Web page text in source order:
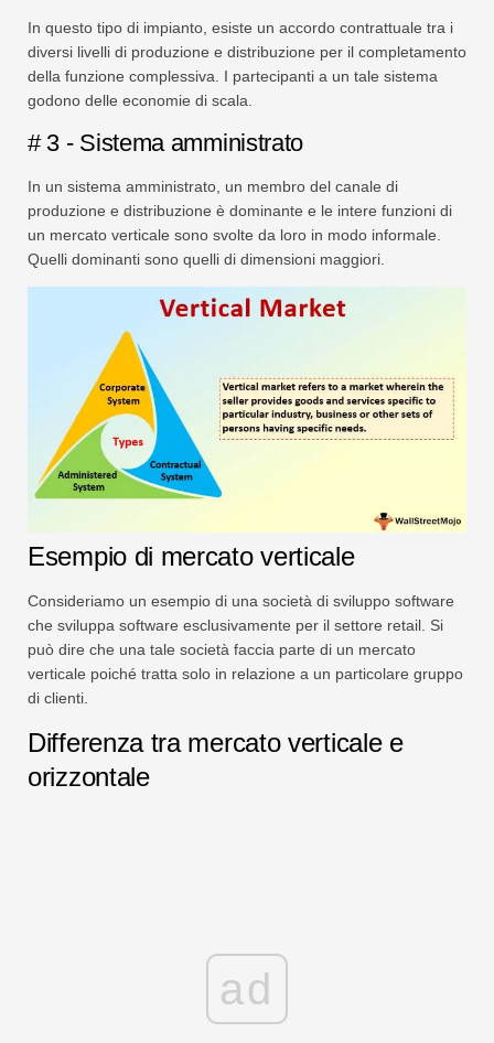
In questo tipo di impianto, esiste un accordo contrattuale tra i
diversi livelli di produzione e distribuzione per il completamento
della funzione complessiva. I partecipanti a un tale sistema
godono delle economie di scala.
# 3 - Sistema amministrato
In un sistema amministrato, un membro del canale di
produzione e distribuzione è dominante e le intere funzioni di
un mercato verticale sono svolte da loro in modo informale.
Quelli dominanti sono quelli di dimensioni maggiori.
Esempio di mercato verticale
Consideriamo un esempio di una società di sviluppo software
che sviluppa software esclusivamente per il settore retail. Si
può dire che una tale società faccia parte di un mercato
verticale poiché tratta solo in relazione a un particolare gruppo
di clienti.
Differenza tra mercato verticale e
orizzontale
ad